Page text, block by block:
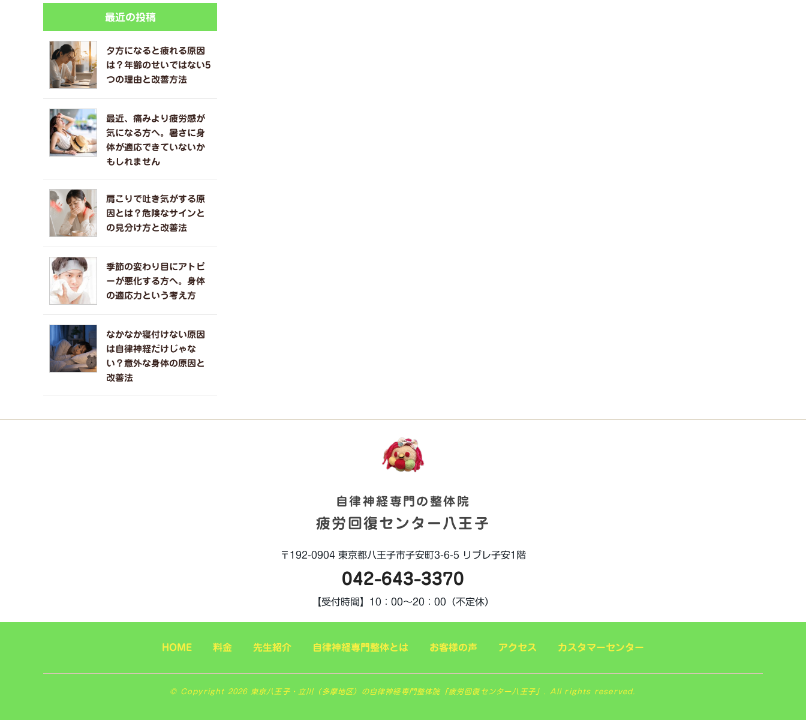
最近の投稿
夕方になると疲れる原因
は？年齢のせいではない5
つの理由と改善方法
最近、痛みより疲労感が
気になる方へ。暑さに身
体が適応できていないか
もしれません
肩こりで吐き気がする原
因とは？危険なサインと
の見分け方と改善法
季節の変わり目にアトピ
ーが悪化する方へ。身体
の適応力という考え方
なかなか寝付けない原因
は自律神経だけじゃな
い？意外な身体の原因と
改善法
自律神経専門の整体院
疲労回復センター八王子
〒192-0904 東京都八王子市子安町3-6-5 リブレ子安1階
042-643-3370
【受付時間】 10：00～20：00（不定休）
HOME 料金 先生紹介 自律神経専門整体とは お客様の声 アクセス カスタマーセンター
© Copyright 2026 東京八王子・立川（多摩地区）の自律神経専門整体院「疲労回復センター八王子」. All rights reserved.